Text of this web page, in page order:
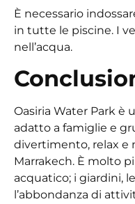
È necessario
in tutte le piscine. I
nell’acqua.
Oasiria Water Park è
adatto a famiglie e
divertimento, relax e
Marrakech. È molto
acquatico; i giardini,
l’abbondanza di